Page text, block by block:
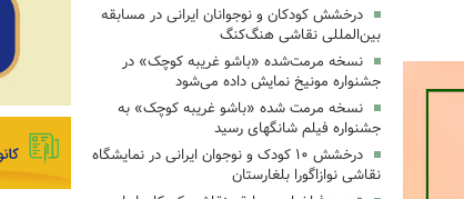
درخشش کودکان و نوجوانان ایرانی در مسابقه
بین‌المللی نقاشی هنگ‌کنگ
نسخه مرمت‌شده «باشو غریبه کوچک» در
جشنواره مونیخ نمایش داده می‌شود
نسخه مرمت شده «باشو غریبه کوچک» به
جشنواره فیلم شانگهای رسید
درخشش ۱۰ کودک و نوجوان ایرانی در نمایشگاه
نقاشی نوازاگورا بلغارستان